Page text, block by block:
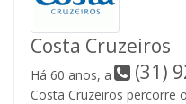
Costa Cruzeiros
(31)
Há 60 anos, a
Costa Cruzeiros percorre